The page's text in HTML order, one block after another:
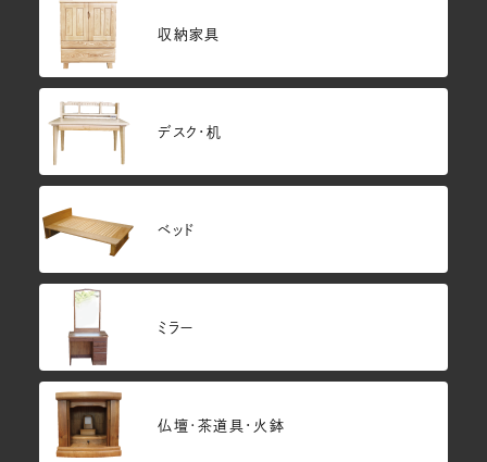
収納家具
デスク・机
ベッド
ミラー
仏壇･茶道具・火鉢